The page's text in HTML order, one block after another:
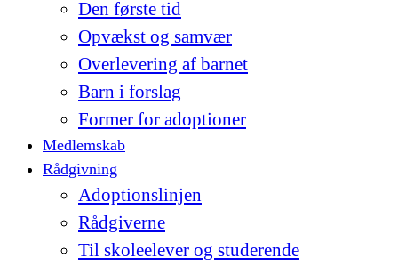
Den første tid
Opvækst og samvær
Overlevering af barnet
Barn i forslag
Former for adoptioner
Medlemskab
Rådgivning
Adoptionslinjen
Rådgiverne
Til skoleelever og studerende